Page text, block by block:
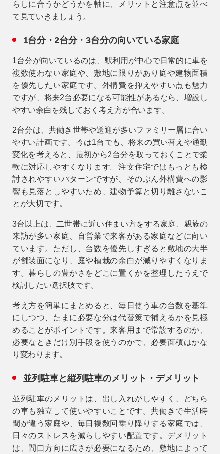
らしに合うかどうかを軸に、メリットと注意点を並べ
て見ていきましょう。
1台分・2台分・3台分の向いている家庭
1台分が向いているのは、駅利用が中心で日常的に車を
複数使わない家庭や、敷地に限りがあり庭や建物面積
を優先したい家庭です。外構費を抑えやすい点も魅力
ですが、将来2台必要になる可能性があるなら、増設し
やすい余白を残しておく考え方が合います。
2台分は、共働き世帯や送迎が多いファミリー層に合い
やすい計画です。今は1台でも、将来の買い替えや通勤
変化を考えると、最初から2台分を取っておくことで柔
軟に対応しやすくなります。注文住宅ではもっとも検
討されやすいパターンですが、そのぶん外構費への影
響も見落としやすいため、建物予算と切り離さないこ
とが大切です。
3台以上は、二世帯に近い住まい方をする家庭、親族の
来訪が多い家庭、自営業で来客がある家庭などに向い
ています。ただし、台数を優先しすぎると敷地の大半
が舗装面になり、庭や植栽の余白が減りやすくなりま
す。暮らしの豊かさをどこに置くかを整理したうえで
検討したい選択肢です。
考え方を簡単にまとめると、毎日使う車の台数を基準
にしつつ、たまに必要な分は代替策で補えるかを見極
めることがポイントです。来客用まで常設するのか、
必要なときだけ別手段を使うのかで、必要面積はかな
り変わります。
並列駐車と縦列駐車のメリット・デメリット
並列駐車のメリットは、出し入れがしやすく、どちら
の車も独立して使いやすいことです。共働きで生活時
間が違う家庭や、毎日複数回乗り降りする家庭では、
日々のストレスを減らしやすい配置です。デメリット
は、間口方向に広さが必要になるため、敷地によって